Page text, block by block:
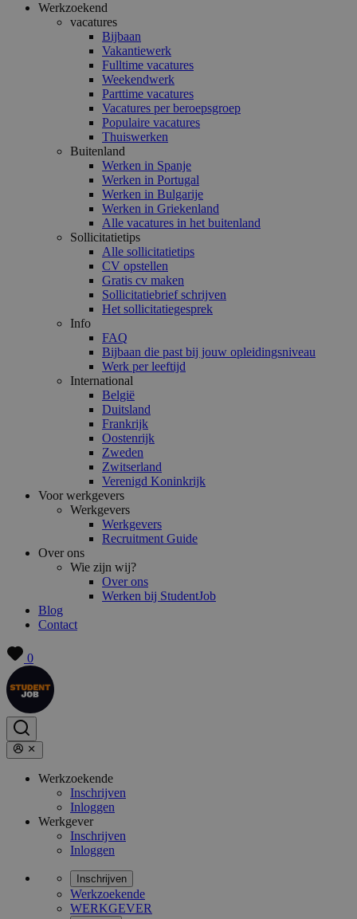
Werkzoekend
vacatures
Bijbaan
Vakantiewerk
Fulltime vacatures
Weekendwerk
Parttime vacatures
Vacatures per beroepsgroep
Populaire vacatures
Thuiswerken
Buitenland
Werken in Spanje
Werken in Portugal
Werken in Bulgarije
Werken in Griekenland
Alle vacatures in het buitenland
Sollicitatietips
Alle sollicitatietips
CV opstellen
Gratis cv maken
Sollicitatiebrief schrijven
Het sollicitatiegesprek
Info
FAQ
Bijbaan die past bij jouw opleidingsniveau
Werk per leeftijd
International
België
Duitsland
Frankrijk
Oostenrijk
Zweden
Zwitserland
Verenigd Koninkrijk
Voor werkgevers
Werkgevers
Werkgevers
Recruitment Guide
Over ons
Wie zijn wij?
Over ons
Werken bij StudentJob
Blog
Contact
0
Werkzoekende
Inschrijven
Inloggen
Werkgever
Inschrijven
Inloggen
Inschrijven
Werkzoekende
WERKGEVER